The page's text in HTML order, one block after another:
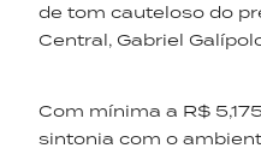
de tom cauteloso do
Central, Gabriel
Com mínima a R$
sintonia com o